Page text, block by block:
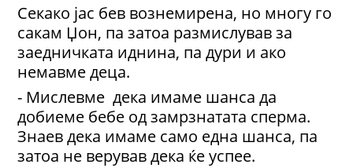
Секако јас бев вознемирена, но многу го
сакам Џон, па затоа размислував за
заедничката иднина, па дури и ако
немавме деца.
- Мислевме дека имаме шанса да
добиеме бебе од замрзнатата сперма.
Знаев дека имаме само една шанса, па
затоа не верував дека ќе успее.